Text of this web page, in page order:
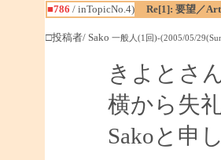
■786 / inTopicNo.4) Re[1]: 要望／
□投稿者/ Sako 一般人(1回)-(2005/05/
きよとさ
横から失
Sakoと申